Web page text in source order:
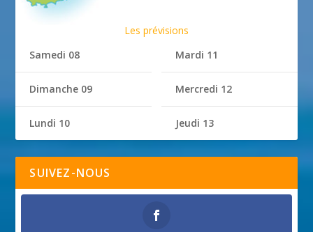
Les prévisions
Samedi 08
Dimanche 09
Lundi 10
Mardi 11
Mercredi 12
Jeudi 13
SUIVEZ-NOUS